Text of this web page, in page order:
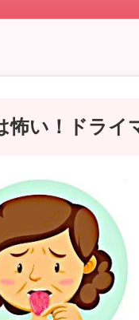
怖い！ドライ